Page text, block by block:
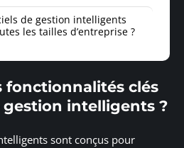
de gestion intelligents
les tailles d’entreprise ?
fonctionnalités clés
gestion intelligents ?
sont conçus pour